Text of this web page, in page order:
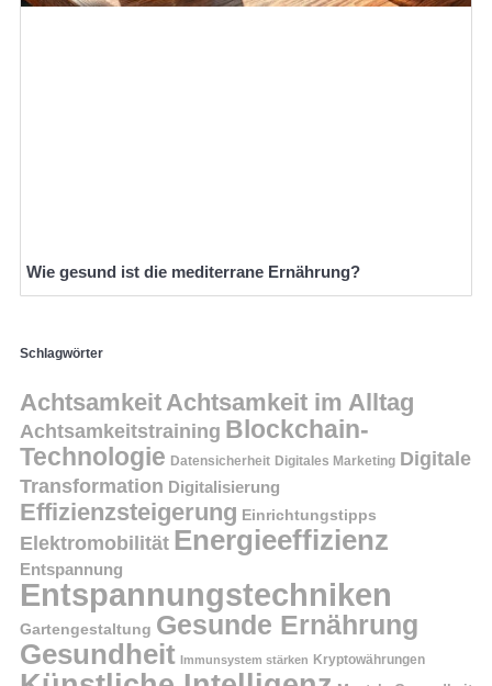
Wie gesund ist die mediterrane Ernährung?
Schlagwörter
Achtsamkeit Achtsamkeit im Alltag
Achtsamkeitstraining Blockchain-
Technologie Datensicherheit Digitales Marketing Digitale
Transformation Digitalisierung
Effizienzsteigerung Einrichtungstipps
Elektromobilität Energieeffizienz
Entspannung
Entspannungstechniken
Gartengestaltung Gesunde Ernährung
Gesundheit Immunsystem stärken Kryptowährungen